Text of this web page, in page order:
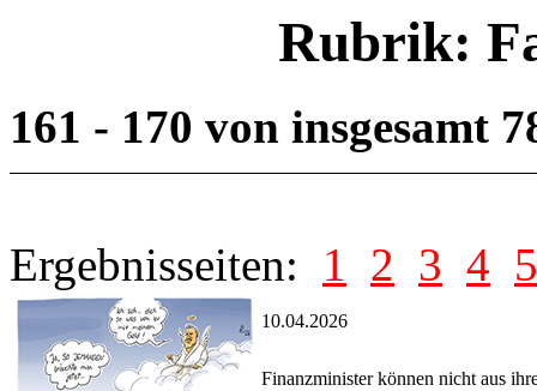
Rubrik:
161 - 170 von insgesamt
Ergebnisseiten: 1 2 3 4 5
10.04.2026
Finanzminister können nicht aus